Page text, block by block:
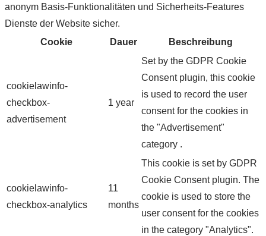
anonym Basis-Funktionalitäten und Sicherheits-Features
Dienste der Website sicher.
Cookie
Dauer Beschreibung
cookielawinfo-
checkbox-
advertisement
1 year
Set by the GDPR Cookie
Consent plugin, this cookie
is used to record the user
consent for the cookies in
the "Advertisement"
category .
cookielawinfo-
checkbox-analytics
11
months
This cookie is set by GDPR
Cookie Consent plugin. The
cookie is used to store the
user consent for the cookies
in the category "Analytics".